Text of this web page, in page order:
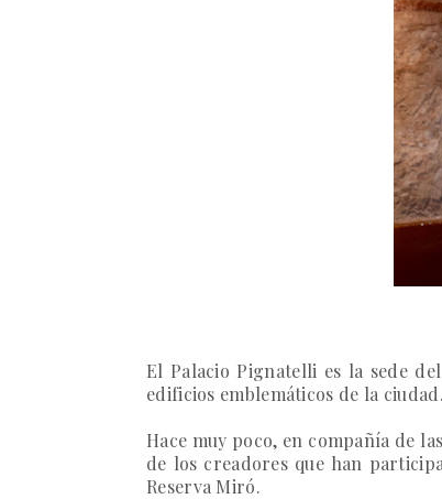
El Palacio Pignatelli es la sede del
edificios emblemáticos de la ciudad.
Hace muy poco, en compañía de las
de los creadores que han
Reserva Miró.